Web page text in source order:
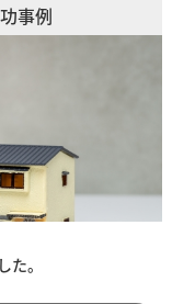
事例
。